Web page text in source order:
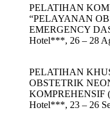
PELATIHAN
“PELAYANAN
EMERGENCY
Hotel***, 26 – 28
PELATIHAN
OBSTETRIK
KOMPREHENSIF
Hotel***, 23 – 26